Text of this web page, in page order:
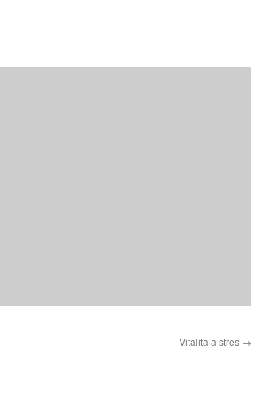
Vitalita a stres →